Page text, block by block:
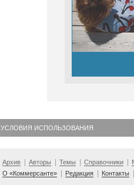
УСЛОВИЯ ИСПОЛЬЗОВАНИЯ
Архив Авторы Темы Справочники
О «Коммерсанте»
Редакция Контакты